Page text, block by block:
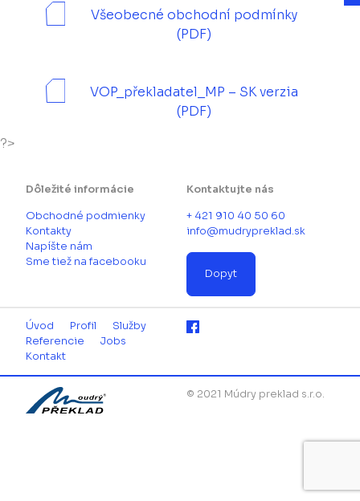
Všeobecné obchodní podmínky
(PDF)
VOP_překladatel_MP – SK verzia
(PDF)
?>
Dôležité informácie
Obchodné podmienky
Kontakty
Napíšte nám
Sme tiež na facebooku
Kontaktujte nás
+ 421 910 40 50 60
info@mudrypreklad.sk
Dopyt
Úvod Profil
Služby
Referencie
Jobs
Kontakt
© 2021 Múdry preklad s.r.o.